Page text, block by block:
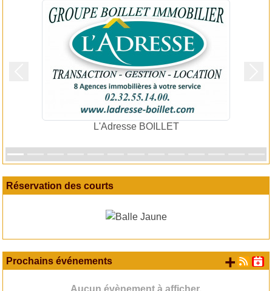
L'Adresse BOILLET
Précedent
Réservation des courts
Prochains événements
Aucun évènement à afficher.
+